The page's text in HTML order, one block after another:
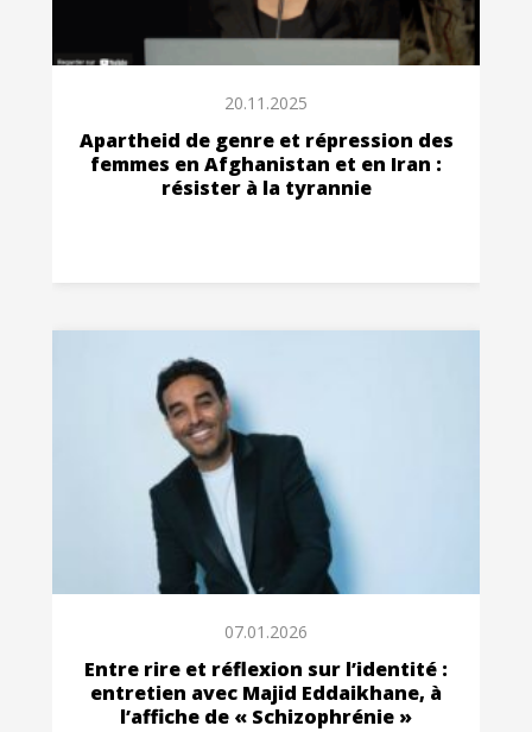
20.11.2025
Apartheid de genre et répression des
femmes en Afghanistan et en Iran :
résister à la tyrannie
07.01.2026
Entre rire et réflexion sur l’identité :
entretien avec Majid Eddaikhane, à
l’affiche de « Schizophrénie »